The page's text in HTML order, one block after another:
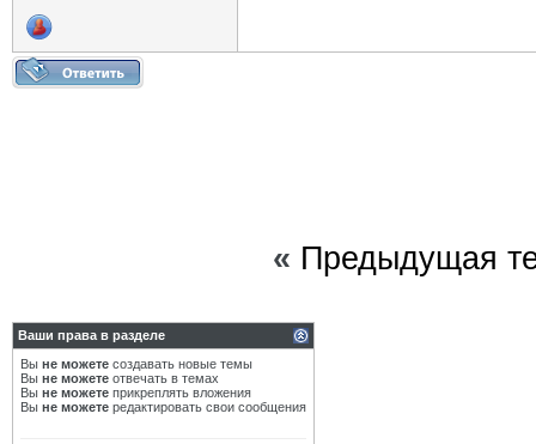
« Предыдущая
Ваши права в разделе
Вы не можете создавать новые темы
Вы не можете отвечать в темах
Вы не можете прикреплять вложения
Вы не можете редактировать свои сообщения